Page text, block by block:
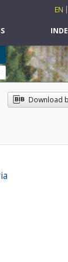
EN
Download